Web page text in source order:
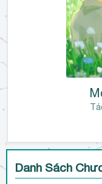
Danh Sách